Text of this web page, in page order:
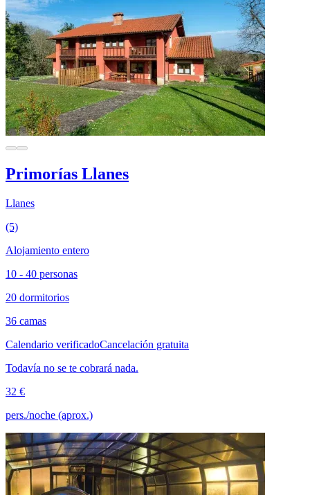
Primorías Llanes
Llanes
(5)
Alojamiento entero
10 - 40 personas
20 dormitorios
36 camas
Calendario verificadoCancelación gratuita
Todavía no se te cobrará nada.
32 €
pers./noche (aprox.)